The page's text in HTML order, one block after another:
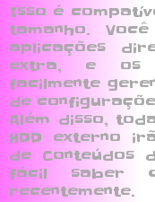
Isso é
tamanho.
aplicações
extra, e os
facilmente
de
Além disso,
HDD externo
de Conteúdos
fácil saber
recentemente.